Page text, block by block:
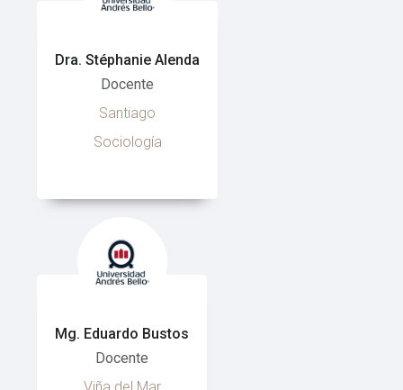
Dra. Stéphanie Alenda
Docente
Santiago
Sociología
Mg. Eduardo Bustos
Docente